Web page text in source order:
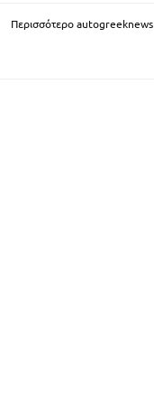
Περισσότερο autogreeknews